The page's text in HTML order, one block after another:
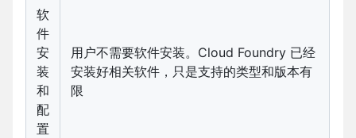
软
件
安
装
和
配
置
用户不需要软件安装。Cloud Foundry 已经
安装好相关软件，只是支持的类型和版本有
限